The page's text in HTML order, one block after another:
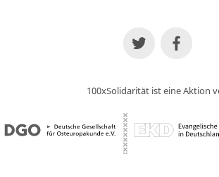
100xSolidarität ist eine Aktion